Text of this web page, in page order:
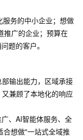
务的中小企业；想做
推广的企业；预算在
题的客户。
部输出能力，区域承接
兼顾了本地化的响应
、AI智能体服务、全
合想做"一站式全域推